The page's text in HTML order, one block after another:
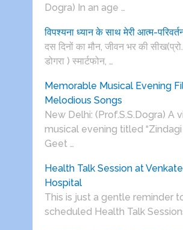
Dogra) In an age …
विपश्यना ध्यान के साथ मेरी आत्म-
दस दिनों का मौन, जीवन भर की
डोगरा ) स्मार्टफोन, …
Memorable Musical Evening
Melodious Songs
New Delhi: (Prof.S.S.Dogra) A
musical evening titled
Geet …
Health Talk Session at
Hospital
This is just a gentle reminder
scheduled Health Talk